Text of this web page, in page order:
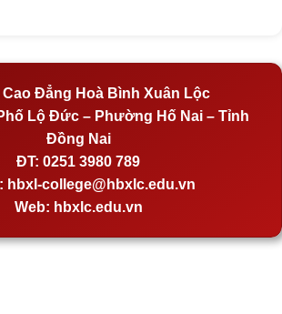
Đẳng Hoà Bình Xuân Lộc
Lộ Đức – Phường Hố Nai – Tỉnh
Đồng Nai
ĐT: 0251 3980 789
hbxl-college@hbxlc.edu.vn
Web: hbxlc.edu.vn